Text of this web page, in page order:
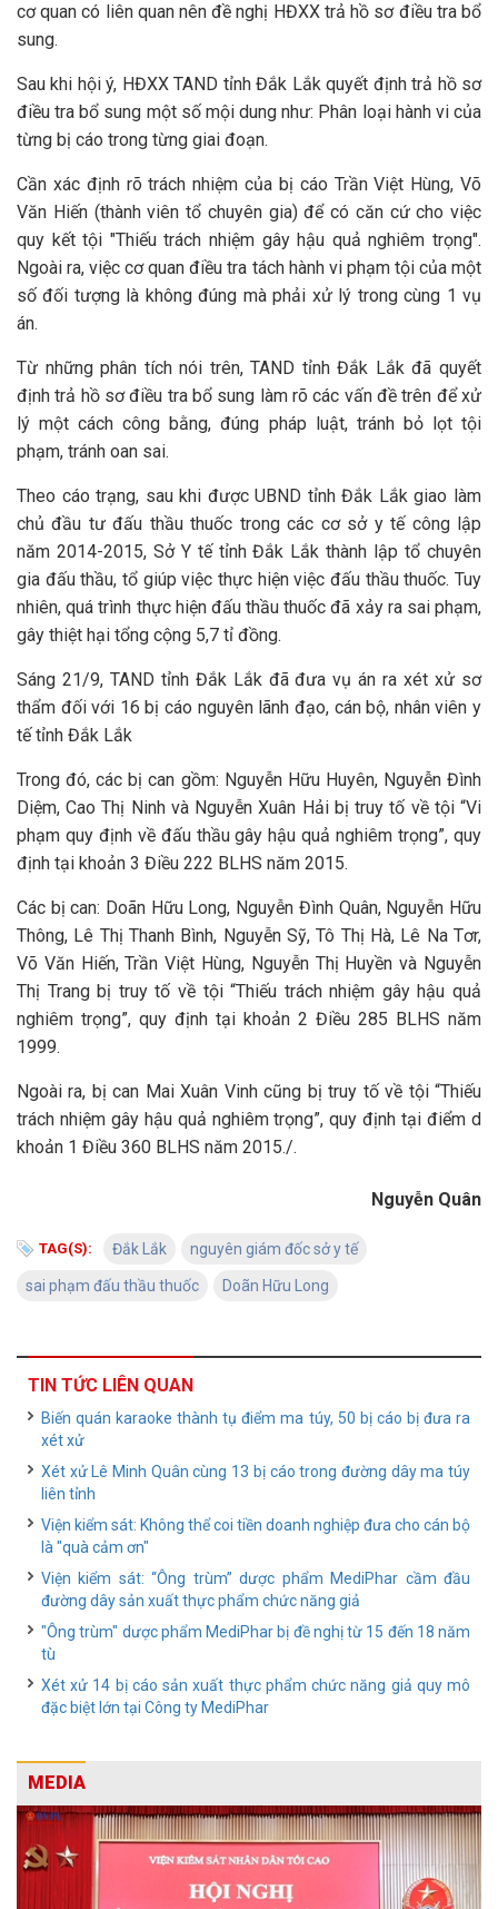
cơ quan có liên quan nên đề nghị HĐXX trả hồ sơ điều tra bổ
sung.
Sau khi hội ý, HĐXX TAND tỉnh Đắk Lắk quyết định trả hồ sơ
điều tra bổ sung một số mội dung như: Phân loại hành vi của
từng bị cáo trong từng giai đoạn.
Cần xác định rõ trách nhiệm của bị cáo Trần Việt Hùng, Võ
Văn Hiến (thành viên tổ chuyên gia) để có căn cứ cho việc
quy kết tội "Thiếu trách nhiệm gây hậu quả nghiêm trọng".
Ngoài ra, việc cơ quan điều tra tách hành vi phạm tội của một
số đối tượng là không đúng mà phải xử lý trong cùng 1 vụ
án.
Từ những phân tích nói trên, TAND tỉnh Đắk Lắk đã quyết
định trả hồ sơ điều tra bổ sung làm rõ các vấn đề trên để xử
lý một cách công bằng, đúng pháp luật, tránh bỏ lọt tội
phạm, tránh oan sai.
Theo cáo trạng, sau khi được UBND tỉnh Đắk Lắk giao làm
chủ đầu tư đấu thầu thuốc trong các cơ sở y tế công lập
năm 2014-2015, Sở Y tế tỉnh Đắk Lắk thành lập tổ chuyên
gia đấu thầu, tổ giúp việc thực hiện việc đấu thầu thuốc. Tuy
nhiên, quá trình thực hiện đấu thầu thuốc đã xảy ra sai phạm,
gây thiệt hại tổng cộng 5,7 tỉ đồng.
Sáng 21/9, TAND tỉnh Đắk Lắk đã đưa vụ án ra xét xử sơ
thẩm đối với 16 bị cáo nguyên lãnh đạo, cán bộ, nhân viên y
tế tỉnh Đắk Lắk
Trong đó, các bị can gồm: Nguyễn Hữu Huyên, Nguyễn Đình
Diệm, Cao Thị Ninh và Nguyễn Xuân Hải bị truy tố về tội “Vi
phạm quy định về đấu thầu gây hậu quả nghiêm trọng”, quy
định tại khoản 3 Điều 222 BLHS năm 2015.
Các bị can: Doãn Hữu Long, Nguyễn Đình Quân, Nguyễn Hữu
Thông, Lê Thị Thanh Bình, Nguyễn Sỹ, Tô Thị Hà, Lê Na Tơr,
Võ Văn Hiến, Trần Việt Hùng, Nguyễn Thị Huyền và Nguyễn
Thị Trang bị truy tố về tội “Thiếu trách nhiệm gây hậu quả
nghiêm trọng”, quy định tại khoản 2 Điều 285 BLHS năm
1999.
Ngoài ra, bị can Mai Xuân Vinh cũng bị truy tố về tội “Thiếu
trách nhiệm gây hậu quả nghiêm trọng”, quy định tại điểm d
khoản 1 Điều 360 BLHS năm 2015./.
Nguyễn Quân
TAG(S): Đắk Lắk nguyên giám đốc sở y tế
sai phạm đấu thầu thuốc Doãn Hữu Long
TIN TỨC LIÊN QUAN
Biến quán karaoke thành tụ điểm ma túy, 50 bị cáo bị đưa ra
xét xử
Xét xử Lê Minh Quân cùng 13 bị cáo trong đường dây ma túy
liên tỉnh
Viện kiểm sát: Không thể coi tiền doanh nghiệp đưa cho cán bộ
là "quà cảm ơn"
Viện kiểm sát: “Ông trùm” dược phẩm MediPhar cầm đầu
đường dây sản xuất thực phẩm chức năng giả
"Ông trùm" dược phẩm MediPhar bị đề nghị từ 15 đến 18 năm
tù
Xét xử 14 bị cáo sản xuất thực phẩm chức năng giả quy mô
đặc biệt lớn tại Công ty MediPhar
MEDIA